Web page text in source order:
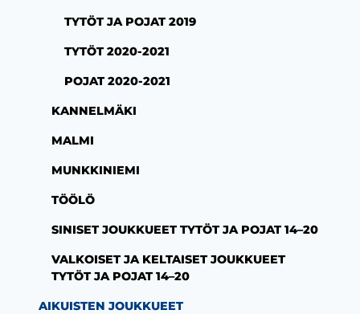
TYTÖT JA POJAT 2019
TYTÖT 2020-2021
POJAT 2020-2021
KANNELMÄKI
MALMI
MUNKKINIEMI
TÖÖLÖ
SINISET JOUKKUEET TYTÖT JA POJAT 14–20
VALKOISET JA KELTAISET JOUKKUEET
TYTÖT JA POJAT 14–20
AIKUISTEN JOUKKUEET